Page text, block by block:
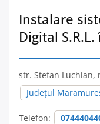
Instalare
Digital
str. Stefan Luchian,
Județul
Telefon: